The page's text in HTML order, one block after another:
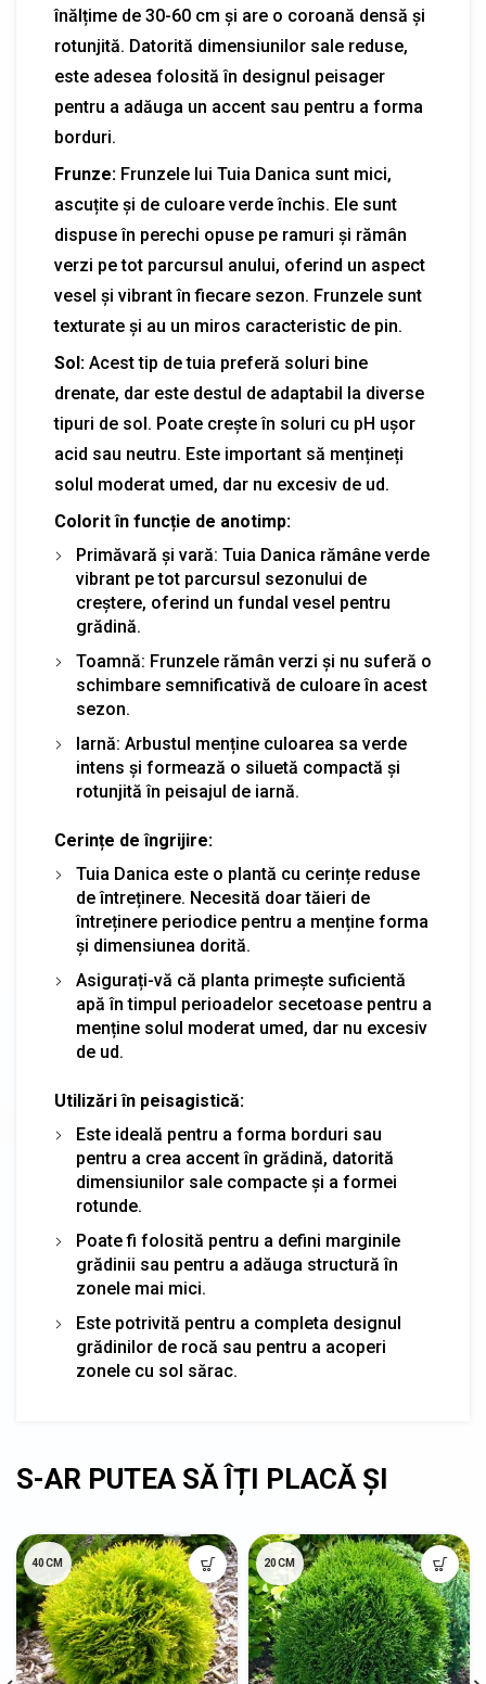
înălțime de 30-60 cm și are o coroană densă și
rotunjită. Datorită dimensiunilor sale reduse,
este adesea folosită în designul peisager
pentru a adăuga un accent sau pentru a forma
borduri.
Frunze: Frunzele lui Tuia Danica sunt mici,
ascuțite și de culoare verde închis. Ele sunt
dispuse în perechi opuse pe ramuri și rămân
verzi pe tot parcursul anului, oferind un aspect
vesel și vibrant în fiecare sezon. Frunzele sunt
texturate și au un miros caracteristic de pin.
Sol: Acest tip de tuia preferă soluri bine
drenate, dar este destul de adaptabil la diverse
tipuri de sol. Poate crește în soluri cu pH ușor
acid sau neutru. Este important să mențineți
solul moderat umed, dar nu excesiv de ud.
Colorit în funcție de anotimp:
Primăvară și vară: Tuia Danica rămâne verde
vibrant pe tot parcursul sezonului de
creștere, oferind un fundal vesel pentru
grădină.
Toamnă: Frunzele rămân verzi și nu suferă o
schimbare semnificativă de culoare în acest
sezon.
Iarnă: Arbustul menține culoarea sa verde
intens și formează o siluetă compactă și
rotunjită în peisajul de iarnă.
Cerințe de îngrijire:
Tuia Danica este o plantă cu cerințe reduse
de întreținere. Necesită doar tăieri de
întreținere periodice pentru a menține forma
și dimensiunea dorită.
Asigurați-vă că planta primește suficientă
apă în timpul perioadelor secetoase pentru a
menține solul moderat umed, dar nu excesiv
de ud.
Utilizări în peisagistică:
Este ideală pentru a forma borduri sau
pentru a crea accent în grădină, datorită
dimensiunilor sale compacte și a formei
rotunde.
Poate fi folosită pentru a defini marginile
grădinii sau pentru a adăuga structură în
zonele mai mici.
Este potrivită pentru a completa designul
grădinilor de rocă sau pentru a acoperi
zonele cu sol sărac.
40CM 20CM